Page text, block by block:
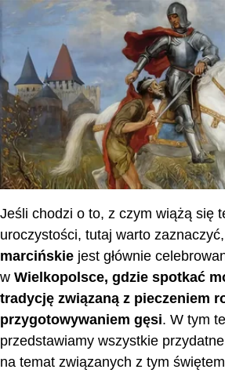
Zakończenie
Najczęściej zadawane pytania
Jeśli chodzi o to, z czym wiążą się
uroczystości, tutaj warto
marcińskie jest głównie
w Wielkopolsce, gdzie spotkać
tradycję związaną z pieczeniem
przygotowywaniem gęsi. W tym
przedstawiamy wszystkie
na temat związanych z tym